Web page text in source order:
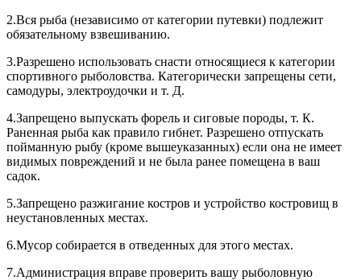
2.Вся рыба (независимо от категории путевки) подлежит
обязательному взвешиванию.
3.Разрешено использовать снасти относящиеся к категории
спортивного рыболовства. Категорически запрещены сети,
самодуры, электроудочки и т. Д.
4.Запрещено выпускать форель и сиговые породы, т. К.
Раненная рыба как правило гибнет. Разрешено отпускать
пойманную рыбу (кроме вышеуказанных) если она не имеет
видимых повреждений и не была ранее помещена в ваш
садок.
5.Запрещено разжигание костров и устройство костровищ в
неустановленных местах.
6.Мусор собирается в отведенных для этого местах.
7.Администрация вправе проверить вашу рыболовную